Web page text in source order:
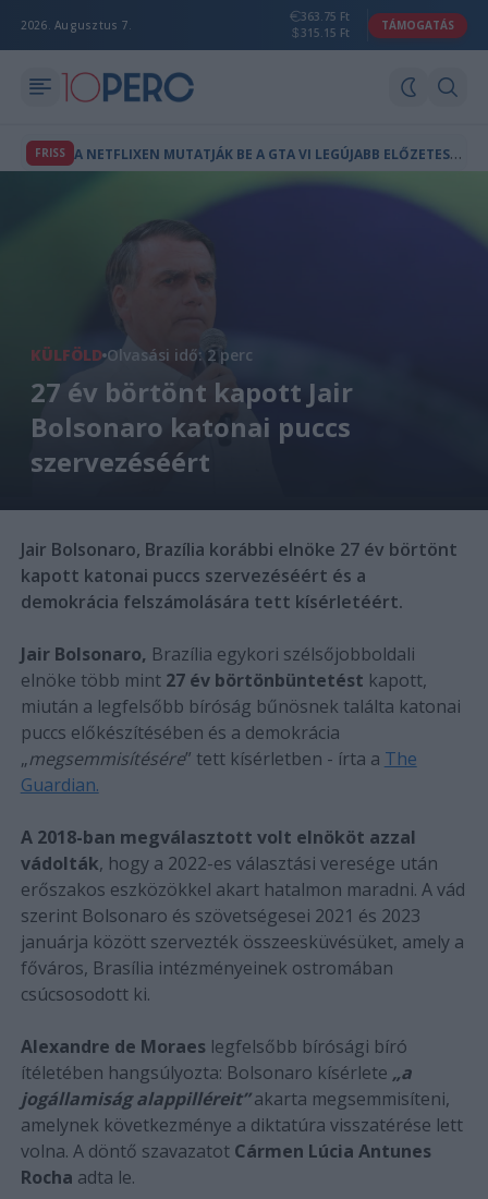
2026. Augusztus 7.
363.75 Ft
315.15 Ft
TÁMOGATÁS
FRISS A
NETFLIXEN MUTATJÁK BE A GTA VI LEGÚJABB ELŐZETESÉT
KÜLFÖLD Olvasási idő: 2 perc
27 év börtönt kapott Jair
Bolsonaro katonai puccs
szervezéséért
Jair Bolsonaro, Brazília korábbi elnöke 27 év börtönt
kapott katonai puccs szervezéséért és a
demokrácia felszámolására tett kísérletéért.
Jair Bolsonaro, Brazília egykori szélsőjobboldali
elnöke több mint 27 év börtönbüntetést kapott,
miután a legfelsőbb bíróság bűnösnek találta katonai
puccs előkészítésében és a demokrácia
„megsemmisítésére” tett kísérletben - írta a The
Guardian.
A 2018-ban megválasztott volt elnököt azzal
vádolták, hogy a 2022-es választási veresége után
erőszakos eszközökkel akart hatalmon maradni. A vád
szerint Bolsonaro és szövetségesei 2021 és 2023
januárja között szervezték összeesküvésüket, amely a
főváros, Brasília intézményeinek ostromában
csúcsosodott ki.
Alexandre de Moraes legfelsőbb bírósági bíró
ítéletében hangsúlyozta: Bolsonaro kísérlete „a
jogállamiság alappilléreit”akarta megsemmisíteni,
amelynek következménye a diktatúra visszatérése lett
volna. A döntő szavazatot Cármen Lúcia Antunes
Rocha adta le.